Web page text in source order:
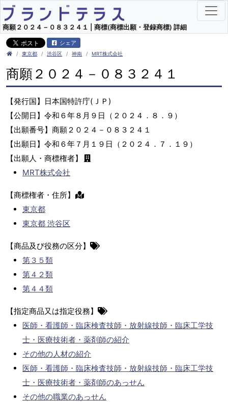
商願２０２４－０８３２４１ | 商標(商標出願・登録商標) 詳細
シェア
東京都 渋谷区 神南 MRT株式会社
商願２０２４－０８３２４１
【発行国】日本国特許庁(ＪＰ)
【公開日】令和６年８月９日（２０２４．８．９）
【出願番号】商願２０２４－０８３２４１
【出願日】令和６年７月１９日（２０２４．７．１９）
【出願人・商標権者】
MRT株式会社
【商標権者・住所】
東京都
東京都 渋谷区
【商品及び役務の区分】
第３５類
第４２類
第４４類
【指定商品又は指定役務】
医師・看護師・臨床検査技師・放射線技師・臨床工学技
士・医療技術者・薬剤師の紹介
その他の人材の紹介
医師・看護師・臨床検査技師・放射線技師・臨床工学技
士・医療技術者・薬剤師のあっせん
その他の職業のあっせん